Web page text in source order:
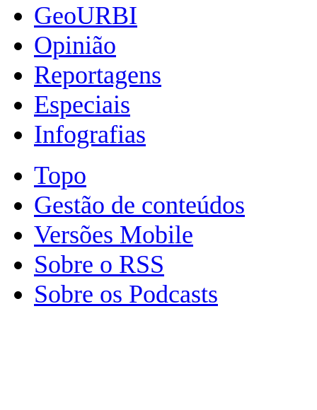
GeoURBI
Opinião
Reportagens
Especiais
Infografias
Topo
Gestão de conteúdos
Versões Mobile
Sobre o RSS
Sobre os Podcasts